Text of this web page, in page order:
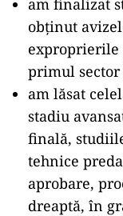
am finalizat
obținut
primul sector
am lăsat
stadiu
finală,
tehnice
aprobare,
dreaptă, în